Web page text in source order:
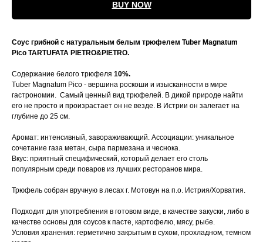
BUY NOW
Соус грибной с натуральным белым трюфелем Tuber Magnatum
Pico TARTUFATA PIETRO&PIETRO.
Содержание белого трюфеля 10%.
Tuber Magnatum Pico - вершина роскоши и изысканности в мире
гастрономии. Самый ценный вид трюфелей. В дикой природе найти
его не просто и произрастает он не везде. В Истрии он залегает на
глубине до 25 см.
Аромат: интенсивный, завораживающий. Ассоциации: уникальное
сочетание газа метан, сыра пармезана и чеснока.
Вкус: приятный специфический, который делает его столь
популярным среди поваров из лучших ресторанов мира.
Трюфель собран вручную в лесах г. Мотовун на п.о. Истрия/Хорватия.
Подходит для употребления в готовом виде, в качестве закуски, либо в
качестве основы для соусов к пасте, картофелю, мясу, рыбе.
Условия хранения: герметично закрытым в сухом, прохладном, темном